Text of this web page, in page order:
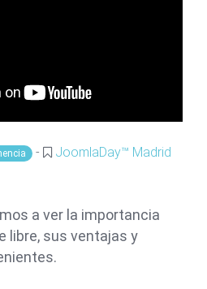
-
JoomlaDay™ Madrid
a ver la importancia
libre, sus ventajas y